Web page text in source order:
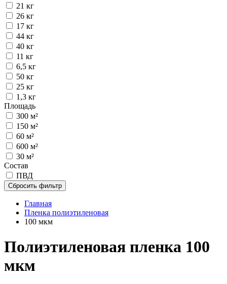
21 кг
26 кг
17 кг
44 кг
40 кг
11 кг
6,5 кг
50 кг
25 кг
1,3 кг
Площадь
300 м²
150 м²
60 м²
600 м²
30 м²
Состав
ПВД
Сбросить фильтр
Главная
Пленка полиэтиленовая
100 мкм
Полиэтиленовая пленка 100
мкм